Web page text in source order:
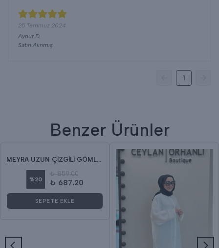
25 Temmuz 2024
Aynur D.
Satın Alınmış
1
Benzer Ürünler
MEYRA UZUN ÇİZGİLİ GÖMLEK
%20
₺ 859.00
₺ 687.20
SEPETE EKLE